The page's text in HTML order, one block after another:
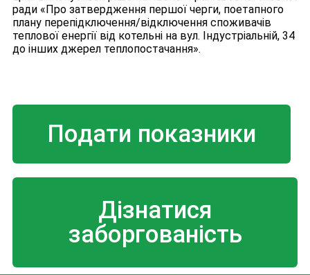
ради «Про затвердження першої черги, поетапного
плану перепідключення/відключення споживачів
теплової енергії від котельні на вул. Індустріальній, 34
до інших джерел теплопостачання».
Подати показники
Дізнатися
заборгованість